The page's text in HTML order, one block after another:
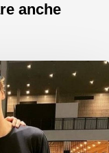
anche